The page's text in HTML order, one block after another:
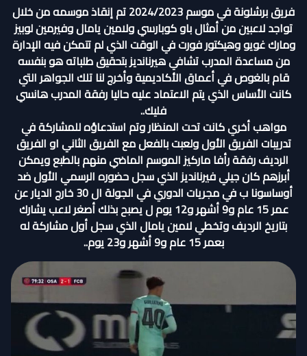
فريق برشلونة في موسم 2024/2023 تم إنقاذ موسمه من خلال
تواجد لاعبين من أمثال باو كوبارسي ولامين يامال وفيرمين لوبيز
ومارك غويو وهيكتور فورت في الوقت الذي لم تتمكن فيه الإدارة
من مساعدة المدرب تشافي هيرنانديز بتحقيق طلباته هو بنفسه
قام بالغوص في أعماق الأكاديمية وأخرج لنا تلك الجواهر التي
كانت الأساس الذي يتم الاعتماد عليه حاليا رفقة المدرب هانسي
فليك..
مواهب أخري كانت تحت المنظار وتم استدعاؤه للمشاركة في
تدريبات الفريق الأول ولعبت بالفعل مع الفريق الثاني او الفريق
الرديف رفقة رأفا ماركيز الموسم الماضي منهم بالطبع ويمكن
أبرزهم كان جيلي فيرنانديز الذي سجل حضوره الرسمي الأول ضد
أوساسونا ب في مجريات الدوري في الجولة ال 30 خارج الديار عن
عمر 15 عام و9 أشهر و12 يوم ل يصبح بذلك أصغر لاعب يشارك
بتاريخ الرديف وتخطي لامين يامال الذي سجل أول مشاركة له
بعمر 15 عام و9 أشهر و23 يوم..